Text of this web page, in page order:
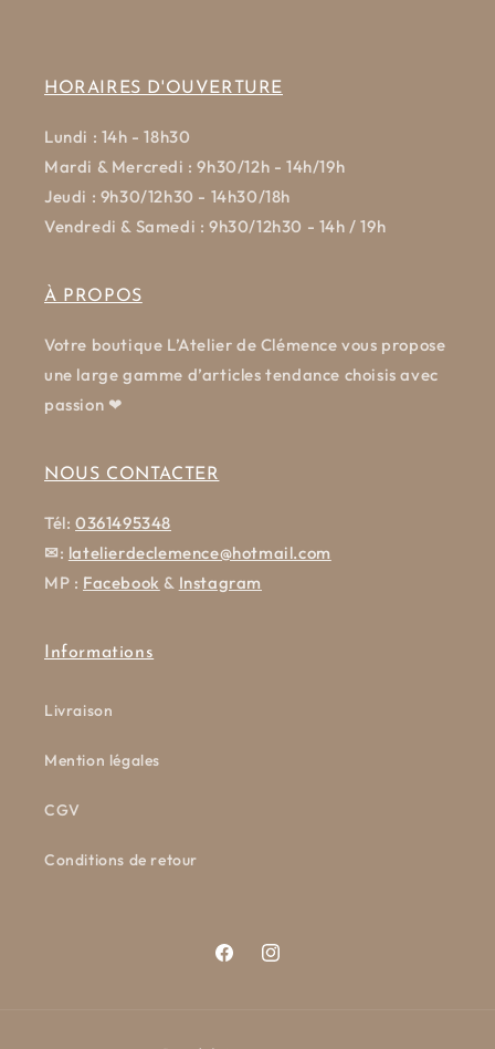
HORAIRES D'OUVERTURE
Lundi : 14h - 18h30
Mardi & Mercredi : 9h30/12h - 14h/19h
Jeudi : 9h30/12h30 - 14h30/18h
Vendredi & Samedi : 9h30/12h30 - 14h / 19h
À PROPOS
Votre boutique L’Atelier de Clémence vous propose
une large gamme d’articles tendance choisis avec
passion ❤
NOUS CONTACTER
Tél:0361495348
✉: latelierdeclemence@hotmail.com
MP : Facebook & Instagram
Informations
Livraison
Mention légales
CGV
Conditions de retour
FacebookInstagram